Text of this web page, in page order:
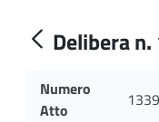
Delibera
Numero
Atto
1339